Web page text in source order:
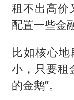
租不出高价
配置一些金
比如核心
小，只要租
的金鹅”。